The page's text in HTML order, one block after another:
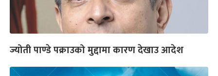
ज्योती पाण्डे पक्राउको मुद्दामा कारण देखाउ आदेश